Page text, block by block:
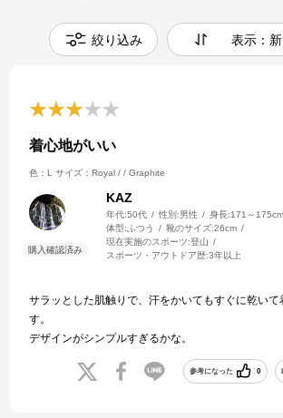
絞り込み 表示：
着心地がいい
色：L サイズ：Royal / / Graphite
KAZ
年代:50代 性別:男性 身長:171～175cm
体型:ふつう 靴のサイズ:26cm
現在実施のスポーツ:登山
スポーツ・アウトドア歴:3年以上
サラッとした肌触りで、汗をかいてもすぐに乾い
す。
デザインがシンプルすぎるかな。
参考になった 0